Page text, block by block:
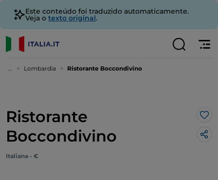
Este conteúdo foi traduzido automaticamente.
Veja o texto original.
... Lombardia Ristorante Boccondivino
Ristorante
Boccondivino
Italiana - €